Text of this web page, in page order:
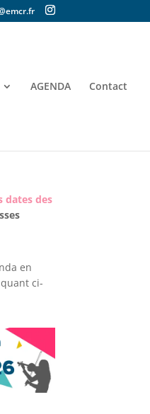
AGENDA Contact
dates des
en
ci-